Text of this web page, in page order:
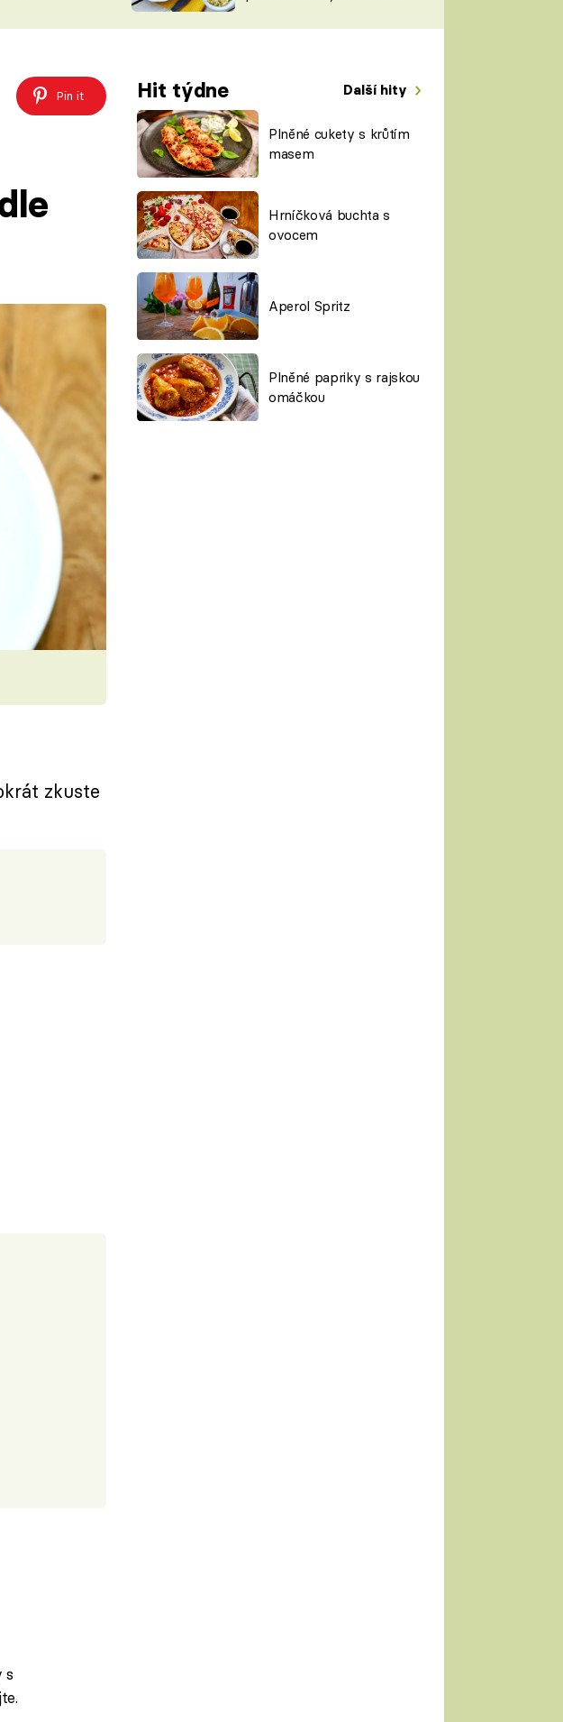
ŠÉFREDAKTORKY
ČASOPIS
Pin it Hit týdne Další hity
Plněné cukety s krůtím
masem
Hrníčková buchta s
ovocem
Aperol Spritz
Plněné papriky s rajskou
omáčkou
zkuste
s